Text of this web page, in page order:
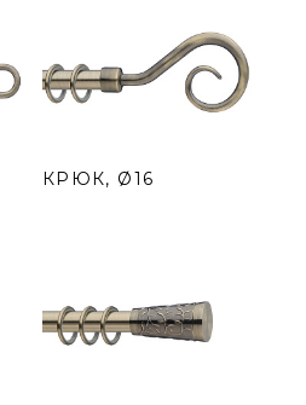
КРЮК, Ø16